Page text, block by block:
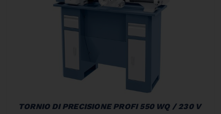
TORNIO DI PRECISIONE PROFI 550 WQ / 230 V